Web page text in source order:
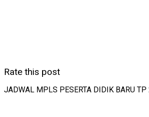
Rate this post
JADWAL MPLS PESERTA DIDIK BARU